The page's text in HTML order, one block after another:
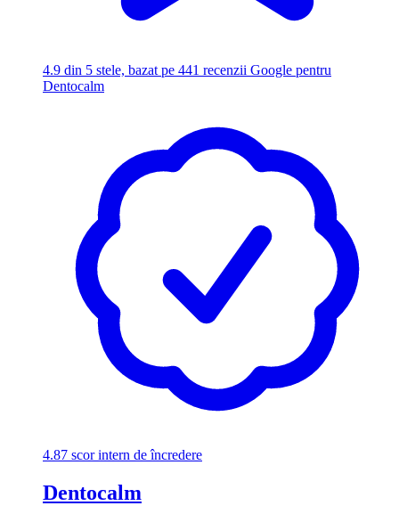
4.9 din 5 stele, bazat pe 441 recenzii Google pentru
Dentocalm
4.87 scor intern de încredere
Dentocalm